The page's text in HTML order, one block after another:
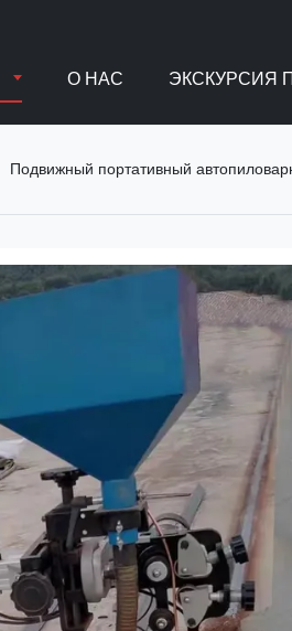
О НАС ЭКСКУРСИЯ
Подвижный портативный